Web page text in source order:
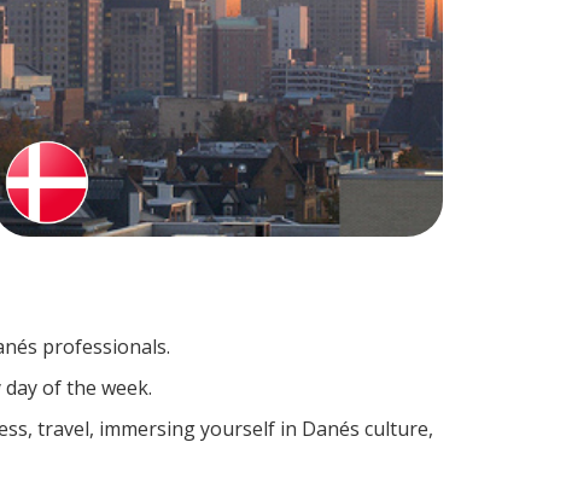
professionals.
of the week.
travel, immersing yourself in Danés culture,